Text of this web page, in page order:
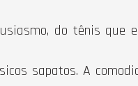
do tênis que
sapatos. A